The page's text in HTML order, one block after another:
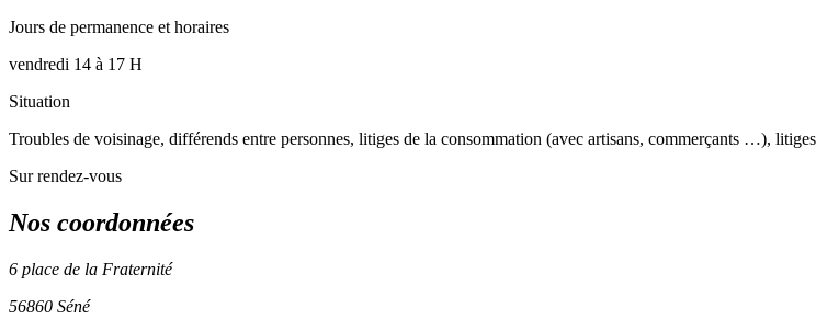
Jours de permanence et horaires
vendredi 14 à 17 H
Situation
Troubles de voisinage, différends entre personnes, litiges de la consommation (avec artisans, commerçants …),
Sur rendez-vous
Nos coordonnées
6 place de la Fraternité
56860 Séné